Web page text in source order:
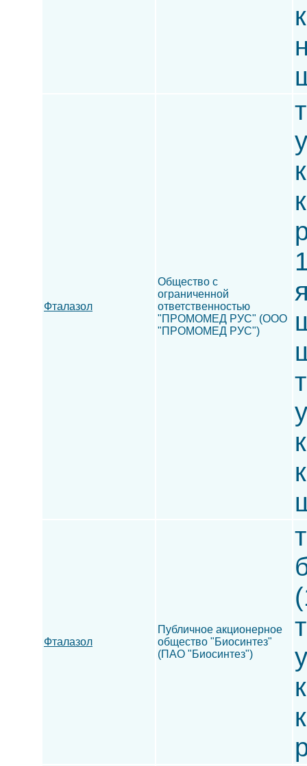
Фталазол
Общество с
ограниченной
ответственностью
"ПРОМОМЕД РУС" (ООО
"ПРОМОМЕД РУС")
Фталазол
Публичное акционерное
общество "Биосинтез"
(ПАО "Биосинтез")